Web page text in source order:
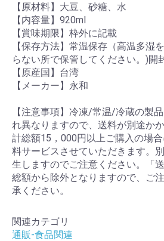
お買い物を続ける カ
【原材料】大豆、砂糖、水
【内容量】920ml
【賞味期限】枠外に記載
【保存方法】常温保存（高温多湿
らない所で保管してください。)開
【原産国】台湾
【メーカー】永和
【注意事項】冷凍/常温/冷蔵の製
れ異なりますので、送料が別途か
計総額15，000円以上ご購入の場
料サービスさせていただきます。
生しますのでご注意ください。「
総額から除外となりますので、ご
承ください。
関連カテゴリ
通販-食品関連